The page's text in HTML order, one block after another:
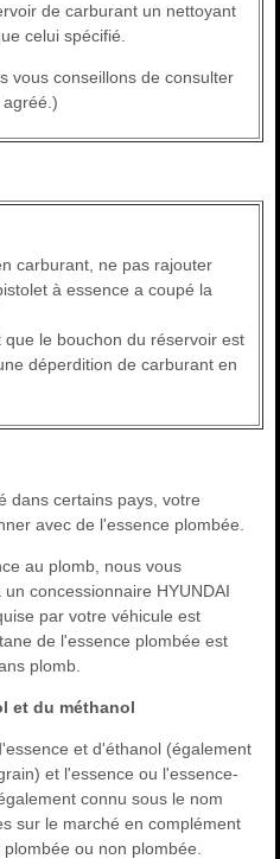
de carburant un nettoyant
celui spécifié.
vous conseillons de consulter
agréé.)
carburant, ne pas rajouter
à essence a coupé la
le bouchon du réservoir est
déperdition de carburant en
dans certains pays, votre
avec de l'essence plombée.
au plomb, nous vous
concessionnaire HYUNDAI
par votre véhicule est
de l'essence plombée est
plomb.
et du méthanol
et d'éthanol (également
et l'essence ou l'essence-
connu sous le nom
sur le marché en complément
ou non plombée.